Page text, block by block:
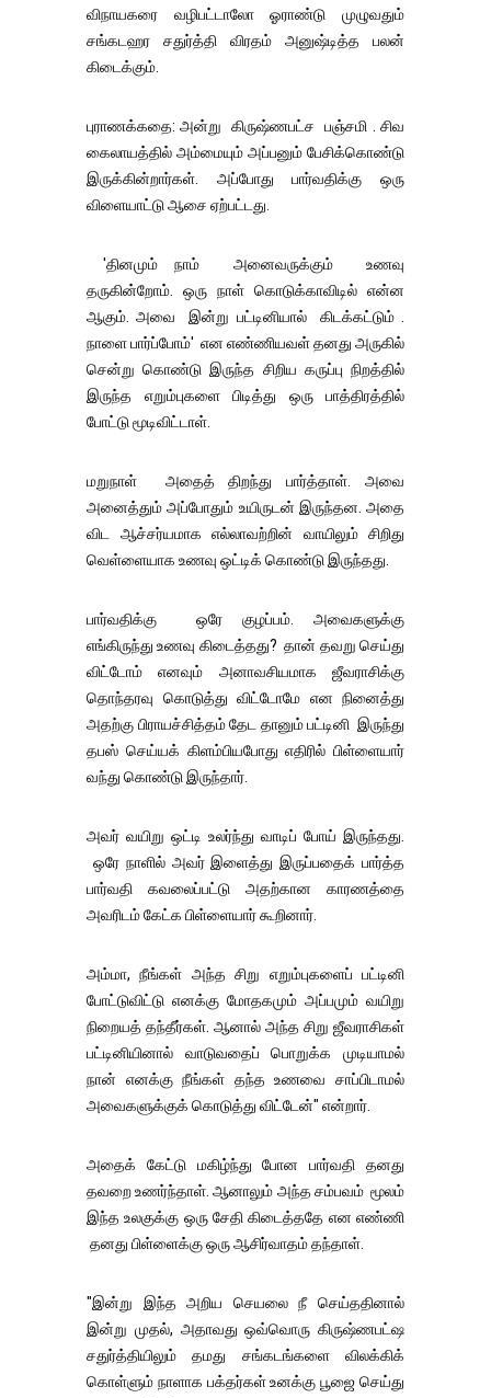
விநாயகரை வழிபட்டாலோ ஓராண்டு முழுவதும்
சங்கடஹர சதுர்த்தி விரதம் அனுஷ்டித்த பலன்
கிடைக்கும்.
புராணக்கதை: அன்று கிருஷ்ணபட்ச பஞ்சமி . சிவ
கைலாயத்தில் அம்மையும் அப்பனும் பேசிக்கொண்டு
இருக்கின்றார்கள். அப்போது பார்வதிக்கு ஒரு
விளையாட்டு ஆசை ஏற்பட்டது.
'தினமும் நாம் அனைவருக்கும் உணவு
தருகின்றோம். ஒரு நாள் கொடுக்காவிடில் என்ன
ஆகும். அவை இன்று பட்டினியால் கிடக்கட்டும் .
நாளை பார்ப்போம்' என எண்ணியவள் தனது அருகில்
சென்று கொண்டு இருந்த சிறிய கருப்பு நிறத்தில்
இருந்த எறும்புகளை பிடித்து ஒரு பாத்திரத்தில்
போட்டு மூடிவிட்டாள்.
மறுநாள் அதைத் திறந்து பார்த்தாள். அவை
அனைத்தும் அப்போதும் உயிருடன் இருந்தன. அதை
விட ஆச்சர்யமாக எல்லாவற்றின் வாயிலும் சிறிது
வெள்ளையாக உணவு ஒட்டிக் கொண்டு இருந்தது.
பார்வதிக்கு ஒரே குழப்பம். அவைகளுக்கு
எங்கிருந்து உணவு கிடைத்தது? தான் தவறு செய்து
விட்டோம் எனவும் அனாவசியமாக ஜீவராசிக்கு
தொந்தரவு கொடுத்து விட்டோமே என நினைத்து
அதற்கு பிராயச்சித்தம் தேட தானும் பட்டினி இருந்து
தபஸ் செய்யக் கிளம்பியபோது எதிரில் பிள்ளையார்
வந்து கொண்டு இருந்தார்.
அவர் வயிறு ஒட்டி உலர்ந்து வாடிப் போய் இருந்தது.
ஒரே நாளில் அவர் இளைத்து இருப்பதைக் பார்த்த
பார்வதி கவலைப்பட்டு அதற்கான காரணத்தை
அவரிடம் கேட்க பிள்ளையார் கூறினார்.
அம்மா, நீங்கள் அந்த சிறு எறும்புகளைப் பட்டினி
போட்டுவிட்டு எனக்கு மோதகமும் அப்பமும் வயிறு
நிறையத் தந்தீர்கள். ஆனால் அந்த சிறு ஜீவராசிகள்
பட்டினியினால் வாடுவதைப் பொறுக்க முடியாமல்
நான் எனக்கு நீங்கள் தந்த உணவை சாப்பிடாமல்
அவைகளுக்குக் கொடுத்து விட்டேன்" என்றார்.
அதைக் கேட்டு மகிழ்ந்து போன பார்வதி தனது
தவறை உணர்ந்தாள். ஆனாலும் அந்த சம்பவம் மூலம்
இந்த உலகுக்கு ஒரு சேதி கிடைத்ததே என எண்ணி
தனது பிள்ளைக்கு ஒரு ஆசிர்வாதம் தந்தாள்.
"இன்று இந்த அறிய செயலை நீ செய்ததினால்
இன்று முதல், அதாவது ஒவ்வொரு கிருஷ்ணபட்ஷ
சதுர்த்தியிலும் தமது சங்கடங்களை விலக்கிக்
கொள்ளும் நாளாக பக்தர்கள் உனக்கு பூஜை செய்து